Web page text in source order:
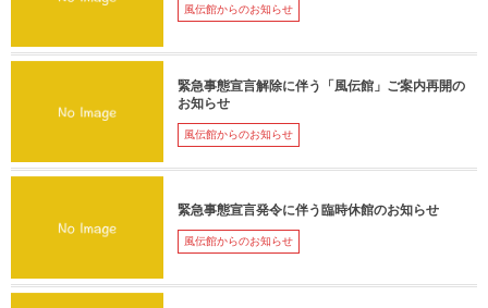
風伝館からのお知らせ
緊急事態宣言解除に伴う「風伝館」ご案内再開の
お知らせ
風伝館からのお知らせ
緊急事態宣言発令に伴う臨時休館のお知らせ
風伝館からのお知らせ